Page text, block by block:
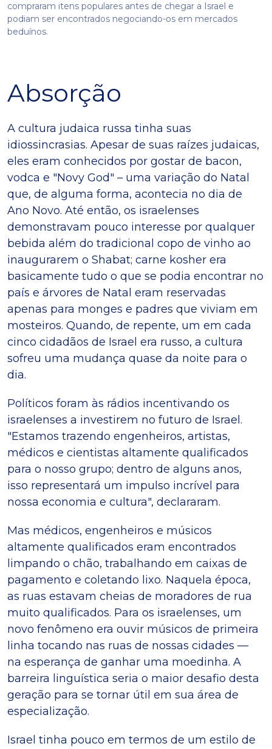
compraram itens populares antes de chegar a Israel e
podiam ser encontrados negociando-os em mercados
beduínos.
Absorção
A cultura judaica russa tinha suas
idiossincrasias. Apesar de suas raízes judaicas,
eles eram conhecidos por gostar de bacon,
vodca e "Novy God" – uma variação do Natal
que, de alguma forma, acontecia no dia de
Ano Novo. Até então, os israelenses
demonstravam pouco interesse por qualquer
bebida além do tradicional copo de vinho ao
inaugurarem o Shabat; carne kosher era
basicamente tudo o que se podia encontrar no
país e árvores de Natal eram reservadas
apenas para monges e padres que viviam em
mosteiros. Quando, de repente, um em cada
cinco cidadãos de Israel era russo, a cultura
sofreu uma mudança quase da noite para o
dia.
Políticos foram às rádios incentivando os
israelenses a investirem no futuro de Israel.
"Estamos trazendo engenheiros, artistas,
médicos e cientistas altamente qualificados
para o nosso grupo; dentro de alguns anos,
isso representará um impulso incrível para
nossa economia e cultura", declararam.
Mas médicos, engenheiros e músicos
altamente qualificados eram encontrados
limpando o chão, trabalhando em caixas de
pagamento e coletando lixo. Naquela época,
as ruas estavam cheias de moradores de rua
muito qualificados. Para os israelenses, um
novo fenômeno era ouvir músicos de primeira
linha tocando nas ruas de nossas cidades —
na esperança de ganhar uma moedinha. A
barreira linguística seria o maior desafio desta
geração para se tornar útil em sua área de
especialização.
Israel tinha pouco em termos de um estilo de